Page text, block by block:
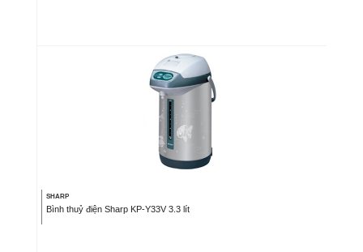
SHARP
Bình thuỷ điện Sharp KP-Y33V 3.3 lít